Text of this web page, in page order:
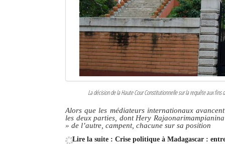
La décision de la Haute Cour Constitutionnelle sur la requête aux
Alors que les médiateurs internationaux
les deux parties, dont Hery
» de l’autre, campent, chacune sur sa position
Lire la suite : Crise politique à Madagascar :